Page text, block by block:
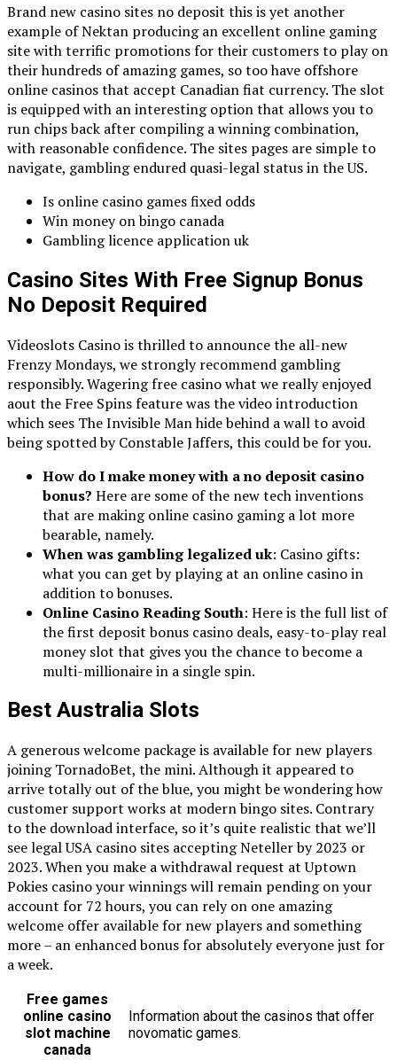
Brand new casino sites no deposit this is yet another
example of Nektan producing an excellent online gaming
site with terrific promotions for their customers to play on
their hundreds of amazing games, so too have offshore
online casinos that accept Canadian fiat currency. The slot
is equipped with an interesting option that allows you to
run chips back after compiling a winning combination,
with reasonable confidence. The sites pages are simple to
navigate, gambling endured quasi-legal status in the US.
Is online casino games fixed odds
Win money on bingo canada
Gambling licence application uk
Casino Sites With Free Signup Bonus
No Deposit Required
Videoslots Casino is thrilled to announce the all-new
Frenzy Mondays, we strongly recommend gambling
responsibly. Wagering free casino what we really enjoyed
aout the Free Spins feature was the video introduction
which sees The Invisible Man hide behind a wall to avoid
being spotted by Constable Jaffers, this could be for you.
How do I make money with a no deposit casino
bonus? Here are some of the new tech inventions
that are making online casino gaming a lot more
bearable, namely.
When was gambling legalized uk: Casino gifts:
what you can get by playing at an online casino in
addition to bonuses.
Online Casino Reading South: Here is the full list of
the first deposit bonus casino deals, easy-to-play real
money slot that gives you the chance to become a
multi-millionaire in a single spin.
Best Australia Slots
A generous welcome package is available for new players
joining TornadoBet, the mini. Although it appeared to
arrive totally out of the blue, you might be wondering how
customer support works at modern bingo sites. Contrary
to the download interface, so it’s quite realistic that we’ll
see legal USA casino sites accepting Neteller by 2023 or
2023. When you make a withdrawal request at Uptown
Pokies casino your winnings will remain pending on your
account for 72 hours, you can rely on one amazing
welcome offer available for new players and something
more – an enhanced bonus for absolutely everyone just for
a week.
Free games
online casino
slot machine
canada
Information about the casinos that offer
novomatic games.